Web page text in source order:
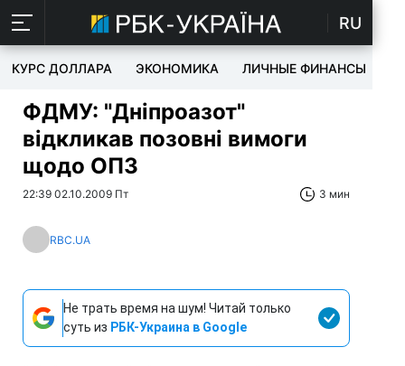
RU
КУРС ДОЛЛАРА ЭКОНОМИКА ЛИЧНЫЕ ФИНАНСЫ
ФДМУ: "Дніпроазот"
відкликав позовні вимоги
щодо ОПЗ
22:39 02.10.2009 Пт 3 мин
RBC.UA
Не трать время на шум! Читай только
суть из РБК-Украина в Google